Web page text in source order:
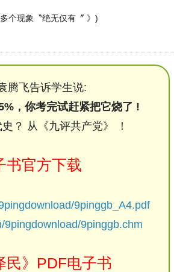
个现象〝绝无仅有〞 》)
腾飞告诉学生说:
，你考完试赶紧把它烧了 !
？ 从《九评共产党》 ！
书官方下载
9pinggb_A4.pdf
9pinggb.chm
民》PDF电子书